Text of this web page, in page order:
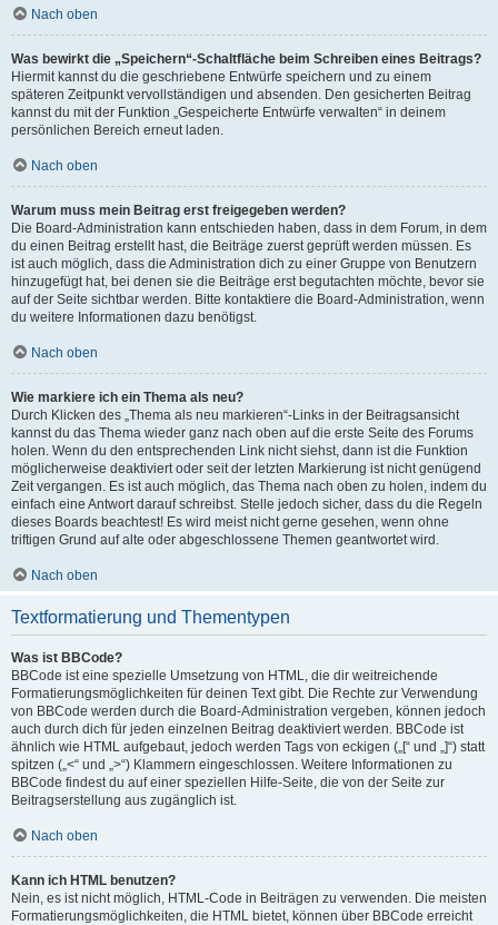
Nach oben
Was bewirkt die „Speichern“-Schaltfläche beim Schreiben eines Beitrags?
Hiermit kannst du die geschriebene Entwürfe speichern und zu einem
späteren Zeitpunkt vervollständigen und absenden. Den gesicherten Beitrag
kannst du mit der Funktion „Gespeicherte Entwürfe verwalten“ in deinem
persönlichen Bereich erneut laden.
Nach oben
Warum muss mein Beitrag erst freigegeben werden?
Die Board-Administration kann entschieden haben, dass in dem Forum, in dem
du einen Beitrag erstellt hast, die Beiträge zuerst geprüft werden müssen. Es
ist auch möglich, dass die Administration dich zu einer Gruppe von Benutzern
hinzugefügt hat, bei denen sie die Beiträge erst begutachten möchte, bevor sie
auf der Seite sichtbar werden. Bitte kontaktiere die Board-Administration, wenn
du weitere Informationen dazu benötigst.
Nach oben
Wie markiere ich ein Thema als neu?
Durch Klicken des „Thema als neu markieren“-Links in der Beitragsansicht
kannst du das Thema wieder ganz nach oben auf die erste Seite des Forums
holen. Wenn du den entsprechenden Link nicht siehst, dann ist die Funktion
möglicherweise deaktiviert oder seit der letzten Markierung ist nicht genügend
Zeit vergangen. Es ist auch möglich, das Thema nach oben zu holen, indem du
einfach eine Antwort darauf schreibst. Stelle jedoch sicher, dass du die Regeln
dieses Boards beachtest! Es wird meist nicht gerne gesehen, wenn ohne
triftigen Grund auf alte oder abgeschlossene Themen geantwortet wird.
Nach oben
Textformatierung und Thementypen
Was ist BBCode?
BBCode ist eine spezielle Umsetzung von HTML, die dir weitreichende
Formatierungsmöglichkeiten für deinen Text gibt. Die Rechte zur Verwendung
von BBCode werden durch die Board-Administration vergeben, können jedoch
auch durch dich für jeden einzelnen Beitrag deaktiviert werden. BBCode ist
ähnlich wie HTML aufgebaut, jedoch werden Tags von eckigen („[“ und „]“) statt
spitzen („<“ und „>“) Klammern eingeschlossen. Weitere Informationen zu
BBCode findest du auf einer speziellen Hilfe-Seite, die von der Seite zur
Beitragserstellung aus zugänglich ist.
Nach oben
Kann ich HTML benutzen?
Nein, es ist nicht möglich, HTML-Code in Beiträgen zu verwenden. Die meisten
Formatierungsmöglichkeiten, die HTML bietet, können über BBCode erreicht